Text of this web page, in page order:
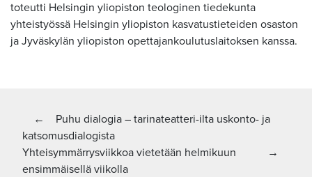
toteutti Helsingin yliopiston teologinen tiedekunta
yhteistyössä Helsingin yliopiston kasvatustieteiden osaston
ja Jyväskylän yliopiston opettajankoulutuslaitoksen kanssa.
Artikkelien
selaus
← Edellinen artikkeli:
Puhu dialogia – tarinateatteri-ilta uskonto- ja
katsomusdialogista
→
Seuraava artikkeli
Yhteisymmärrysviikkoa vietetään helmikuun
ensimmäisellä viikolla